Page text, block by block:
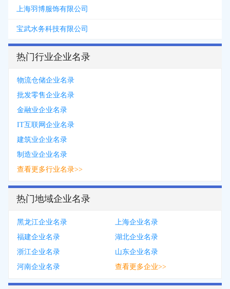
上海羽博服饰有限公司
宝武水务科技有限公司
热门行业企业名录
物流仓储企业名录
批发零售企业名录
金融业企业名录
IT互联网企业名录
建筑业企业名录
制造业企业名录
查看更多行业名录>>
热门地域企业名录
黑龙江企业名录
上海企业名录
福建企业名录
湖北企业名录
浙江企业名录
山东企业名录
河南企业名录
查看更多企业>>